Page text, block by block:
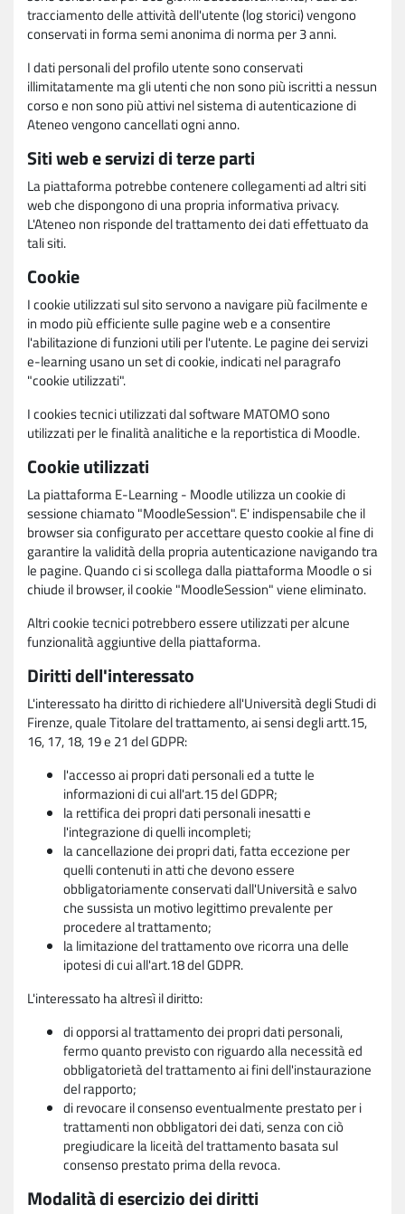
tracciamento delle attività dell'utente (log storici) vengono
conservati in forma semi anonima di norma per 3 anni.
I dati personali del profilo utente sono conservati
illimitatamente ma gli utenti che non sono più iscritti a nessun
corso e non sono più attivi nel sistema di autenticazione di
Ateneo vengono cancellati ogni anno.
Siti web e servizi di terze parti
La piattaforma potrebbe contenere collegamenti ad altri siti
web che dispongono di una propria informativa privacy.
L'Ateneo non risponde del trattamento dei dati effettuato da
tali siti.
Cookie
I cookie utilizzati sul sito servono a navigare più facilmente e
in modo più efficiente sulle pagine web e a consentire
l'abilitazione di funzioni utili per l'utente. Le pagine dei servizi
e-learning usano un set di cookie, indicati nel paragrafo
"cookie utilizzati".
I cookies tecnici utilizzati dal software MATOMO sono
utilizzati per le finalità analitiche e la reportistica di Moodle.
Cookie utilizzati
La piattaforma E-Learning - Moodle utilizza un cookie di
sessione chiamato "MoodleSession". E' indispensabile che il
browser sia configurato per accettare questo cookie al fine di
garantire la validità della propria autenticazione navigando tra
le pagine. Quando ci si scollega dalla piattaforma Moodle o si
chiude il browser, il cookie "MoodleSession" viene eliminato.
Altri cookie tecnici potrebbero essere utilizzati per alcune
funzionalità aggiuntive della piattaforma.
Diritti dell'interessato
L'interessato ha diritto di richiedere all'Università degli Studi di
Firenze, quale Titolare del trattamento, ai sensi degli artt.15,
16, 17, 18, 19 e 21 del GDPR:
l'accesso ai propri dati personali ed a tutte le
informazioni di cui all'art.15 del GDPR;
la rettifica dei propri dati personali inesatti e
l'integrazione di quelli incompleti;
la cancellazione dei propri dati, fatta eccezione per
quelli contenuti in atti che devono essere
obbligatoriamente conservati dall'Università e salvo
che sussista un motivo legittimo prevalente per
procedere al trattamento;
la limitazione del trattamento ove ricorra una delle
ipotesi di cui all'art.18 del GDPR.
L'interessato ha altresì il diritto:
di opporsi al trattamento dei propri dati personali,
fermo quanto previsto con riguardo alla necessità ed
obbligatorietà del trattamento ai fini dell'instaurazione
del rapporto;
di revocare il consenso eventualmente prestato per i
trattamenti non obbligatori dei dati, senza con ciò
pregiudicare la liceità del trattamento basata sul
consenso prestato prima della revoca.
Modalità di esercizio dei diritti